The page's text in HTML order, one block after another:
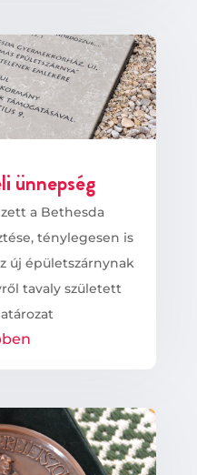
ünnepség
a Bethesda
ténylegesen is
új épületszárnynak
tavaly született